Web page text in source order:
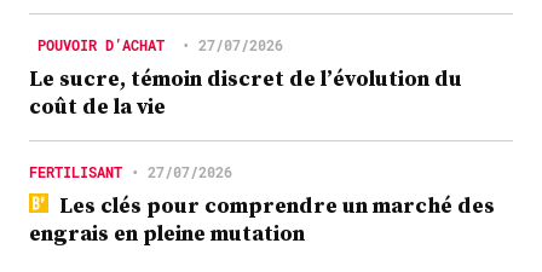
POUVOIR D’ACHAT • 27/07/2026
Le sucre, témoin discret de l’évolution du
coût de la vie
FERTILISANT • 27/07/2026
Les clés pour comprendre un marché des
engrais en pleine mutation